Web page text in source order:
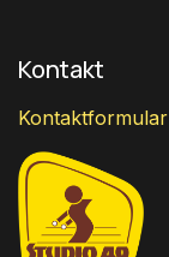
Kontakt
Kontaktformular